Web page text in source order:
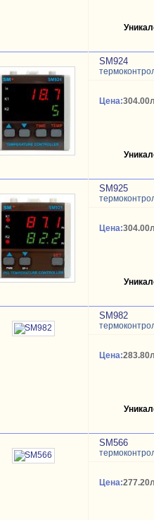
SM924
Цена:
SM925
Цена:
SM982
Цена:
SM566
Цена: